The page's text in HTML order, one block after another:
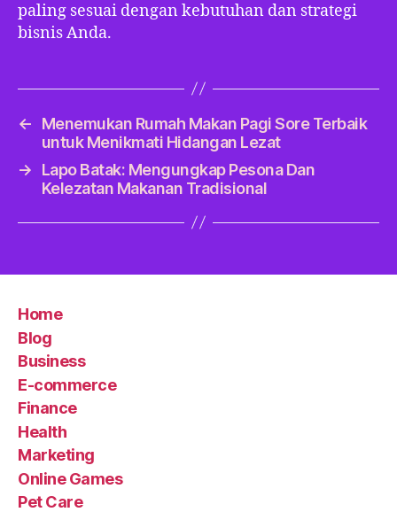
paling sesuai dengan kebutuhan dan strategi
bisnis Anda.
←
Menemukan Rumah Makan Pagi Sore Terbaik
untuk Menikmati Hidangan Lezat
→
Lapo Batak: Mengungkap Pesona Dan
Kelezatan Makanan Tradisional
Home
Blog
Business
E-commerce
Finance
Health
Marketing
Online Games
Pet Care